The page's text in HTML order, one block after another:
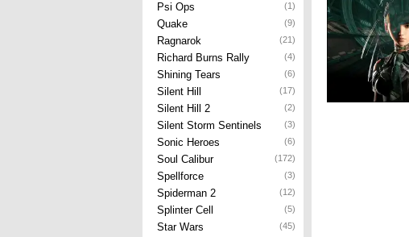
Psi Ops (1)
Quake (9)
Ragnarok (21)
Richard Burns Rally (4)
Shining Tears (6)
Silent Hill (17)
Silent Hill 2 (2)
Silent Storm Sentinels (3)
Sonic Heroes (6)
Soul Calibur (172)
Spellforce (3)
Spiderman 2 (12)
Splinter Cell (5)
Star Wars (45)